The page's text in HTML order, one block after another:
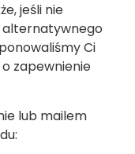
jeśli nie
alternatywnego
Ci
zapewnienie
lub mailem